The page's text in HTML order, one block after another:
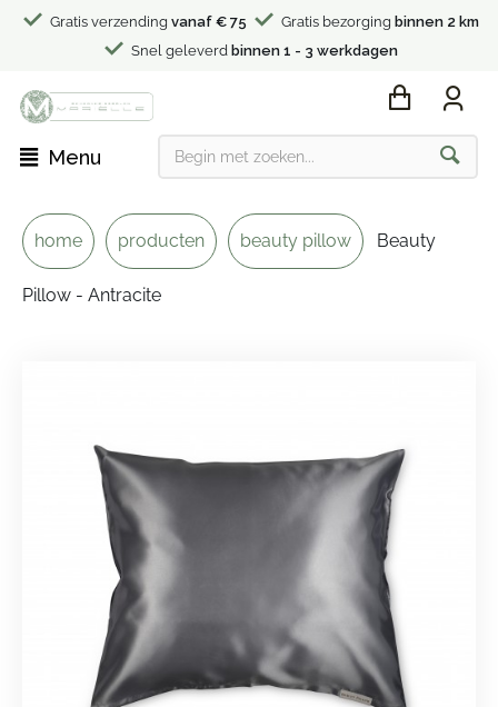
Gratis verzending vanaf € 75 Gratis bezorging binnen 2 km
Snel geleverd binnen 1 - 3 werkdagen
Menu
home producten beauty pillow Beauty
Pillow - Antracite